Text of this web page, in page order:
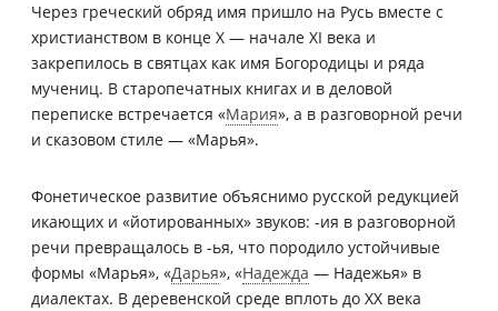
Через греческий обряд имя пришло на Русь вместе с
христианством в конце X — начале XI века и
закрепилось в святцах как имя Богородицы и ряда
мучениц. В старопечатных книгах и в деловой
переписке встречается «Мария», а в разговорной речи
и сказовом стиле — «Марья».
Фонетическое развитие объяснимо русской редукцией
икающих и «йотированных» звуков: -ия в разговорной
речи превращалось в -ья, что породило устойчивые
формы «Марья», «Дарья», «Надежда — Надежья» в
диалектах. В деревенской среде вплоть до XX века